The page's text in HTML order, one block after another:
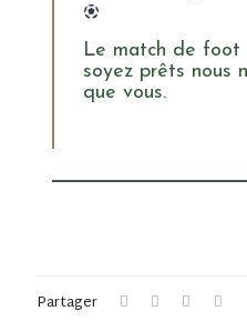
Le match de foot
soyez prêts nous
que vous.
Partager